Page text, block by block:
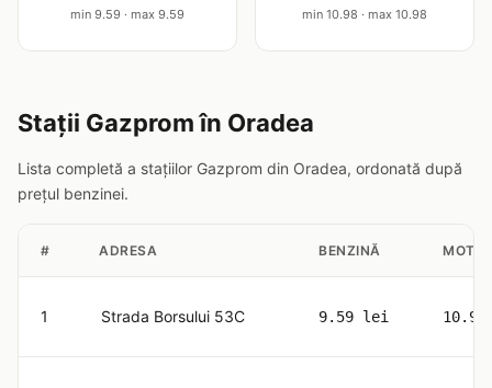
min 9.59 · max 9.59 min 10.98 · max 10.98
Stații Gazprom în Oradea
Lista completă a stațiilor Gazprom din Oradea, ordonată după
prețul benzinei.
# ADRESA BENZINĂ
1 Strada Borsului 53C 9.59 lei